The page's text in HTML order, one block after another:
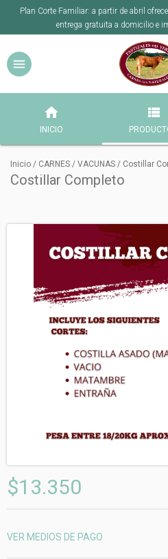
Plan Corte Familiar: a partir de abril
entrega gratuita a domicilio e
INICIO
Inicio / CARNES / VACUNAS / Costillar
Costillar Completo
$13.350
VER MEDIOS DE PAGO